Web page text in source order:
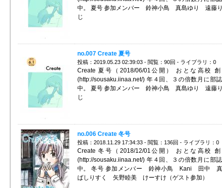
中。 夏号 参加メンバー 鈴神小鳥 真島ゆり 遠藤
じ
no.007 Create 夏号
投稿：2019.05.23 02:39:03 - 閲覧：90回 - ライブラリ：0
Create 夏号（2018/06/01公開） おとな高校
(http://sousaku.iinaa.net/) 年４回、３の倍数月に部
中。 夏号 参加メンバー 鈴神小鳥 真島ゆり 遠藤
じ
no.006 Create 冬号
投稿：2018.11.29 17:34:33 - 閲覧：136回 - ライブラリ：0
Create 冬号（2018/12/01公開） おとな高校
(http://sousaku.iinaa.net/) 年４回、３の倍数月に部
中。 冬号 参加メンバー 鈴神小鳥 Kani 田中
ばしりすく 矢野睦美 けーすけ（ゲスト参加）